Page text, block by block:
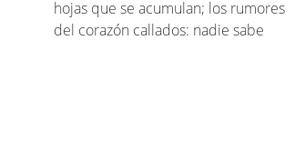
hojas que se acumulan; los rumores
del corazón callados: nadie sabe